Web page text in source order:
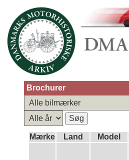
Brochurer
Mærke Land Model